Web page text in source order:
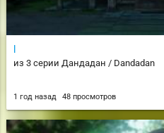
из 3 серии Дандадан / Dandadan
1 год назад 48 просмотров